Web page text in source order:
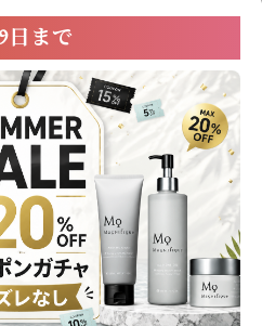
レビュー件数：
(0)
(0)
(0)
(0)
ありません。
日まで